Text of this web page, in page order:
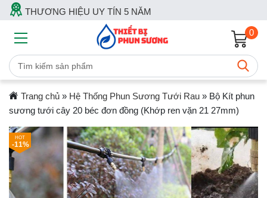
THƯƠNG HIỆU UY TÍN 5 NĂM
0
Trang chủ» Hệ Thống Phun Sương Tưới Rau» Bộ Kít phun
sương tưới cây 20 béc đơn đồng (Khớp ren vặn 21 27mm)
-11%